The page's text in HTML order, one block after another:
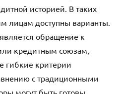
историей. В таких
лицам доступны варианты.
обращение к
кредитным союзам,
гибкие критерии
с традиционными
могут быть готовы